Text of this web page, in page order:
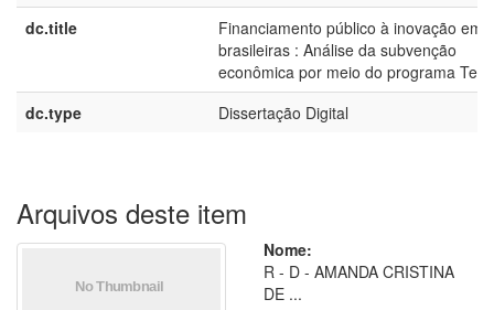
dc.title
Financiamento público à inovação em
brasileiras : Análise da subvenção
econômica por meio do programa
dc.type
Dissertação Digital
Arquivos deste item
Nome:
R - D - AMANDA CRISTINA
DE ...